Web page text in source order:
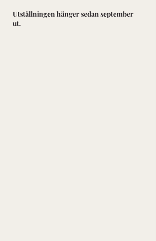
Utställningen hänger sedan september
ut.